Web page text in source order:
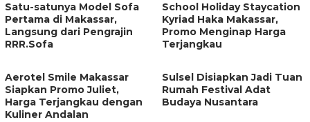
Satu-satunya Model Sofa
Pertama di Makassar,
Langsung dari Pengrajin
RRR.Sofa
School Holiday Staycation
Kyriad Haka Makassar,
Promo Menginap Harga
Terjangkau
Aerotel Smile Makassar
Siapkan Promo Juliet,
Harga Terjangkau dengan
Kuliner Andalan
Sulsel Disiapkan Jadi Tuan
Rumah Festival Adat
Budaya Nusantara